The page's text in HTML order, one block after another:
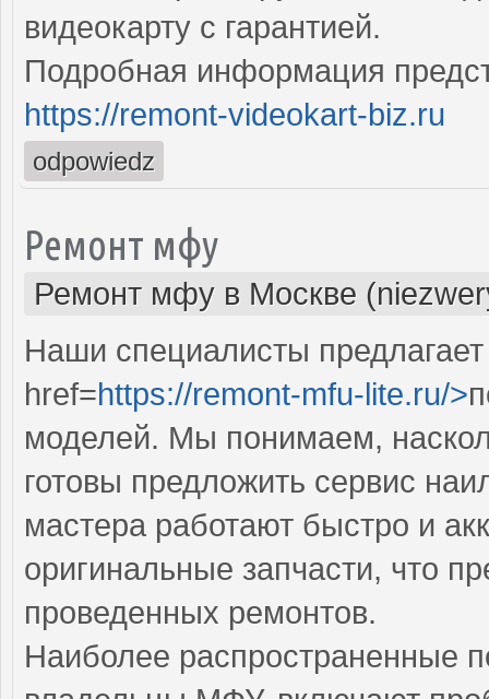
видеокарту с гарантией.
Подробная информация
https://remont-videokart-biz.ru
odpowiedz
Ремонт мфу
Ремонт мфу в Москве
Наши специалисты
href=https://remont-mfu-lite.ru/>
моделей. Мы понимаем,
готовы предложить сервис
мастера работают быстро и
оригинальные запчасти, что
проведенных ремонтов.
Наиболее распространенные